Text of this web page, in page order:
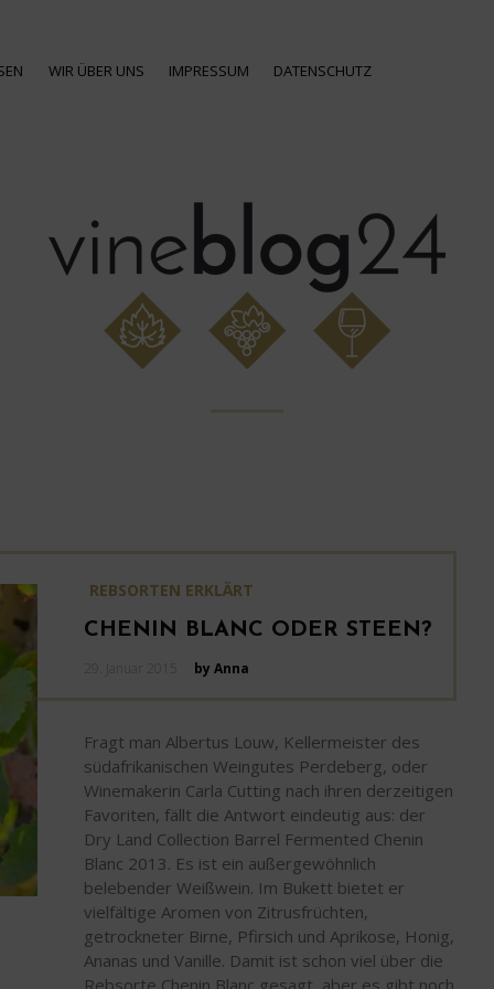
WIR ÜBER UNS IMPRESSUM DATENSCHUTZ
REBSORTEN ERKLÄRT
CHENIN BLANC ODER STEEN?
29. Januar 2015 by Anna
Fragt man Albertus Louw, Kellermeister des
südafrikanischen Weingutes Perdeberg, oder
Winemakerin Carla Cutting nach ihren derzeitigen
Favoriten, fällt die Antwort eindeutig aus: der
Dry Land Collection Barrel Fermented Chenin
Blanc 2013. Es ist ein außergewöhnlich
belebender Weißwein. Im Bukett bietet er
vielfältige Aromen von Zitrusfrüchten,
getrockneter Birne, Pfirsich und Aprikose, Honig,
Ananas und Vanille. Damit ist schon viel über die
Rebsorte Chenin Blanc gesagt, aber es gibt noch